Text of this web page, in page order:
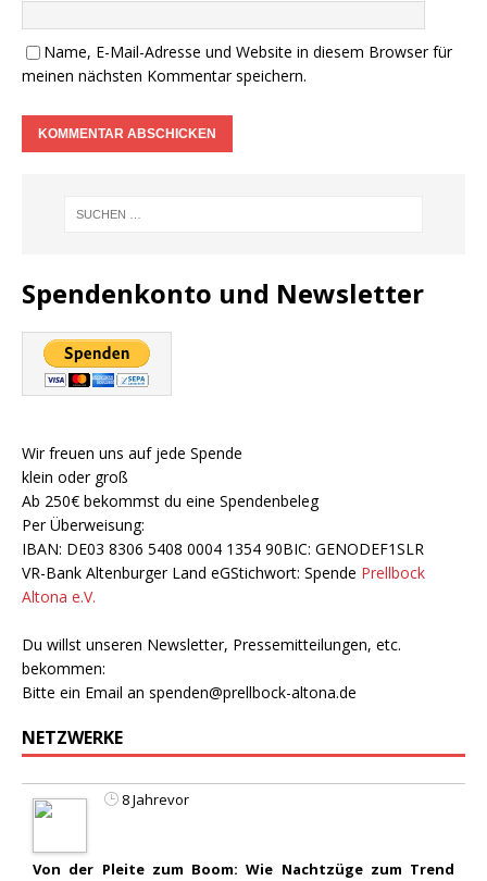
Name, E-Mail-Adresse und Website in diesem Browser für
meinen nächsten Kommentar speichern.
Spendenkonto und Newsletter
Wir freuen uns auf jede Spende
klein oder groß
Ab 250€ bekommst du eine Spendenbeleg
Per Überweisung:
IBAN: DE03 8306 5408 0004 1354 90BIC: GENODEF1SLR
VR-Bank Altenburger Land eGStichwort: Spende Prellbock
Altona e.V.
Du willst unseren Newsletter, Pressemitteilungen, etc.
bekommen:
Bitte ein Email an spenden@prellbock-altona.de
NETZWERKE
8 Jahrevor
Von der Pleite zum Boom: Wie Nachtzüge zum Trend